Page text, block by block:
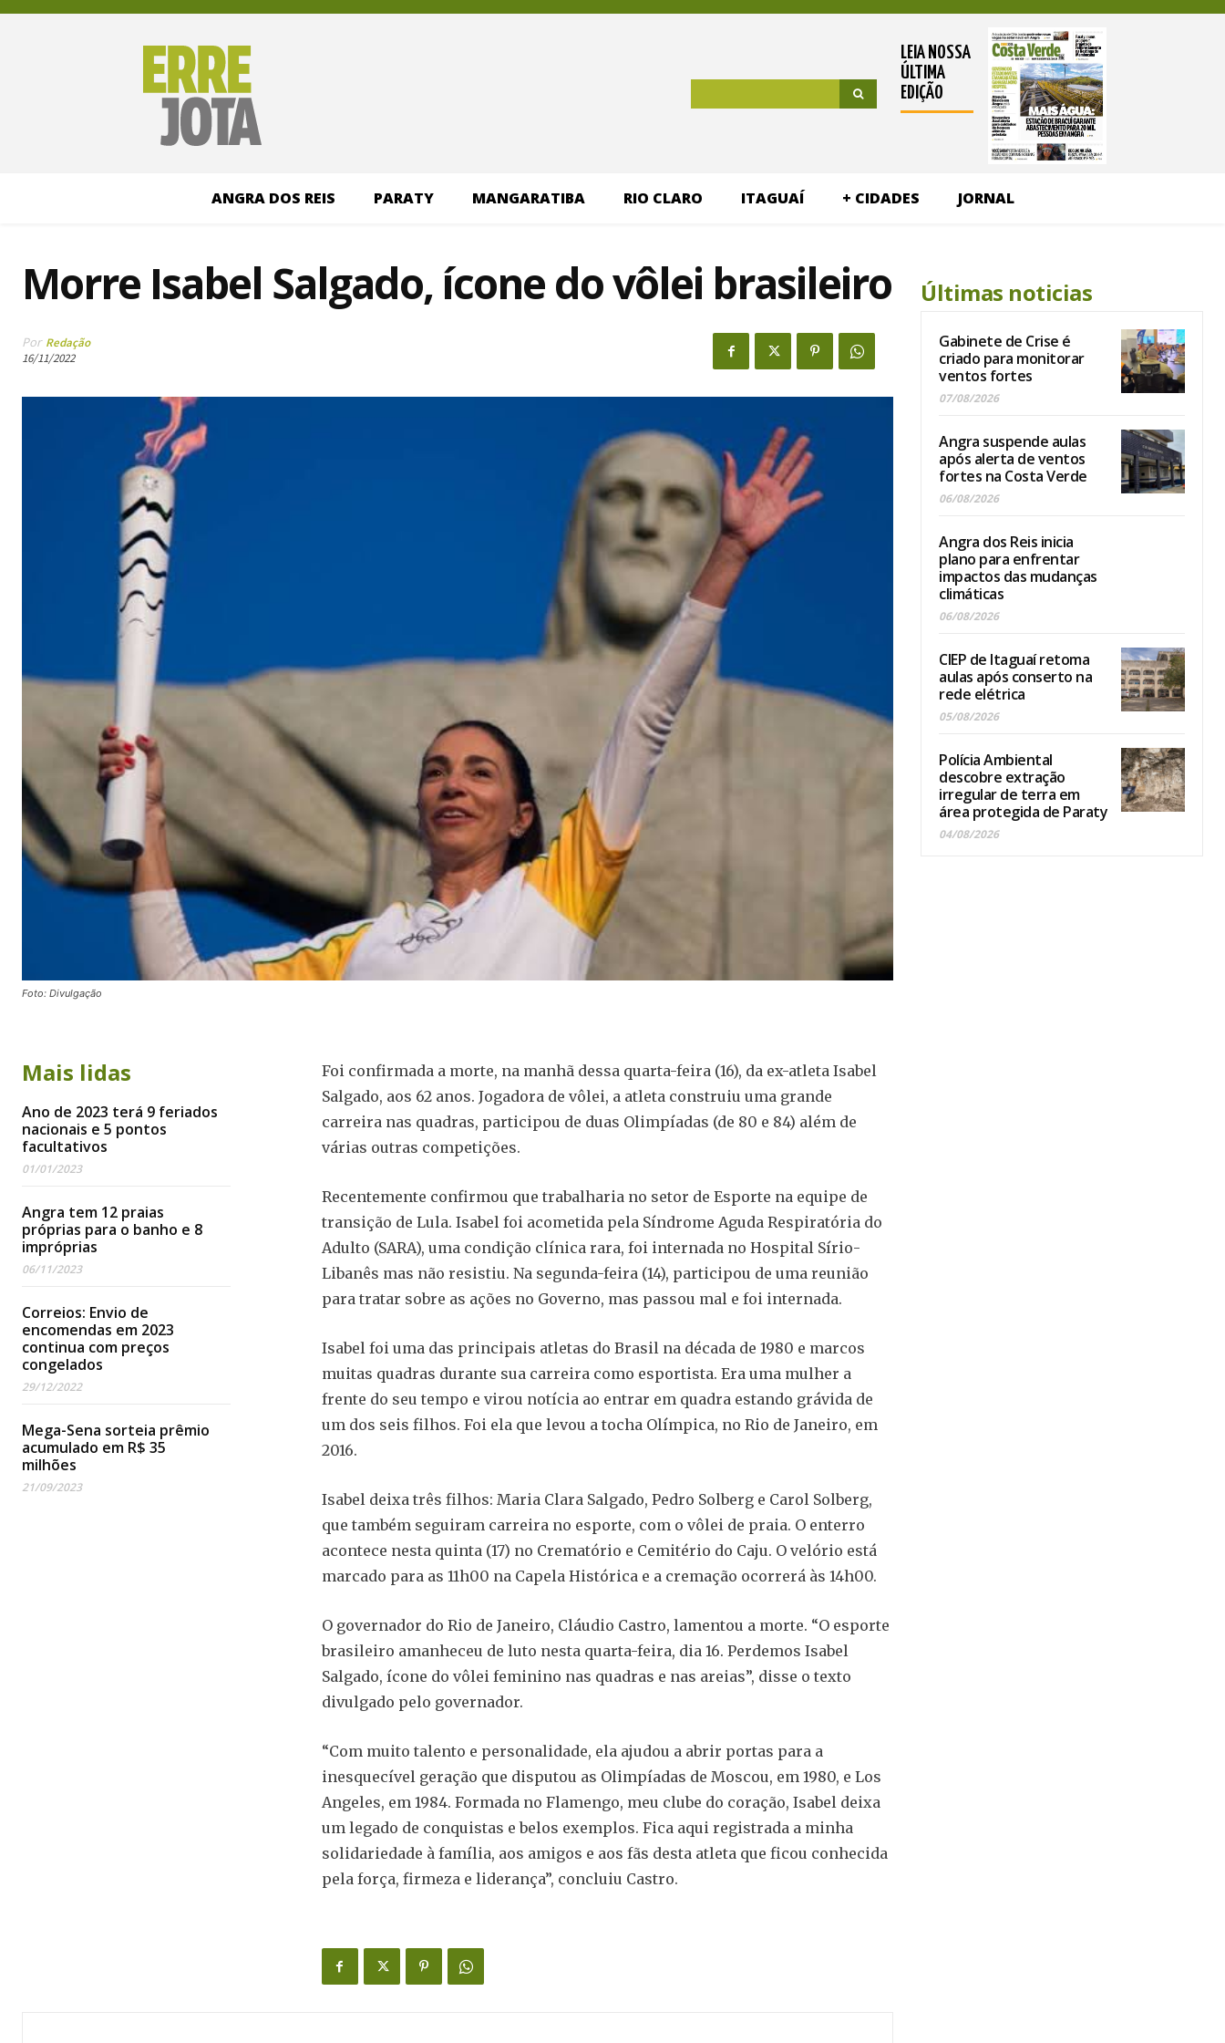
LEIA NOSSA
ÚLTIMA
EDIÇÃO
ANGRA DOS REIS PARATY MANGARATIBA RIO CLARO ITAGUAÍ + CIDADES JORNAL
Morre Isabel Salgado, ícone do vôlei brasileiro
Por Redação
16/11/2022
Foto: Divulgação
Mais lidas
Ano de 2023 terá 9 feriados
nacionais e 5 pontos
facultativos
01/01/2023
Angra tem 12 praias
próprias para o banho e 8
impróprias
06/11/2023
Correios: Envio de
encomendas em 2023
continua com preços
congelados
29/12/2022
Mega-Sena sorteia prêmio
acumulado em R$ 35
milhões
21/09/2023
Foi confirmada a morte, na manhã dessa quarta-feira (16), da ex-atleta Isabel
Salgado, aos 62 anos. Jogadora de vôlei, a atleta construiu uma grande
carreira nas quadras, participou de duas Olimpíadas (de 80 e 84) além de
várias outras competições.
Recentemente confirmou que trabalharia no setor de Esporte na equipe de
transição de Lula. Isabel foi acometida pela Síndrome Aguda Respiratória do
Adulto (SARA), uma condição clínica rara, foi internada no Hospital Sírio-
Libanês mas não resistiu. Na segunda-feira (14), participou de uma reunião
para tratar sobre as ações no Governo, mas passou mal e foi internada.
Isabel foi uma das principais atletas do Brasil na década de 1980 e marcos
muitas quadras durante sua carreira como esportista. Era uma mulher a
frente do seu tempo e virou notícia ao entrar em quadra estando grávida de
um dos seis filhos. Foi ela que levou a tocha Olímpica, no Rio de Janeiro, em
2016.
Isabel deixa três filhos: Maria Clara Salgado, Pedro Solberg e Carol Solberg,
que também seguiram carreira no esporte, com o vôlei de praia. O enterro
acontece nesta quinta (17) no Crematório e Cemitério do Caju. O velório está
marcado para as 11h00 na Capela Histórica e a cremação ocorrerá às 14h00.
O governador do Rio de Janeiro, Cláudio Castro, lamentou a morte. “O esporte
brasileiro amanheceu de luto nesta quarta-feira, dia 16. Perdemos Isabel
Salgado, ícone do vôlei feminino nas quadras e nas areias”, disse o texto
divulgado pelo governador.
“Com muito talento e personalidade, ela ajudou a abrir portas para a
inesquecível geração que disputou as Olimpíadas de Moscou, em 1980, e Los
Angeles, em 1984. Formada no Flamengo, meu clube do coração, Isabel deixa
um legado de conquistas e belos exemplos. Fica aqui registrada a minha
solidariedade à família, aos amigos e aos fãs desta atleta que ficou conhecida
pela força, firmeza e liderança”, concluiu Castro.
Últimas noticias
Gabinete de Crise é
criado para monitorar
ventos fortes
07/08/2026
Angra suspende aulas
após alerta de ventos
fortes na Costa Verde
06/08/2026
Angra dos Reis inicia
plano para enfrentar
impactos das mudanças
climáticas
06/08/2026
CIEP de Itaguaí retoma
aulas após conserto na
rede elétrica
05/08/2026
Polícia Ambiental
descobre extração
irregular de terra em
área protegida de Paraty
04/08/2026